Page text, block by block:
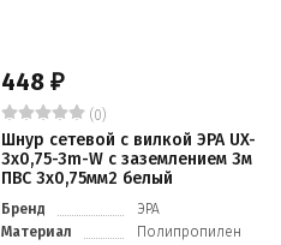
448 ₽
(0)
Шнур сетевой с вилкой ЭРА UX-
3x0,75-3m-W с заземлением 3м
ПВС 3x0,75мм2 белый
Бренд
ЭРА
Материал
Полипропилен